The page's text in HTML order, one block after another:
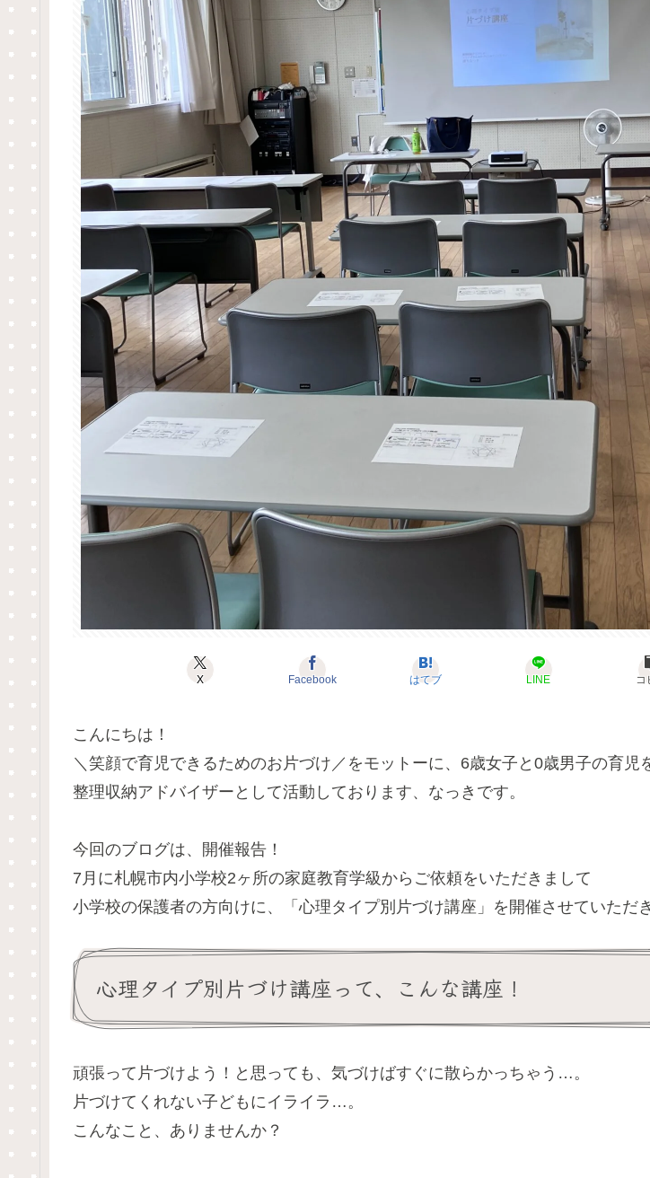
X Facebook はてブ LINE コ
こんにちは！
＼笑顔で育児できるためのお片づけ／をモットーに、6歳女子と0歳男子の育児
整理収納アドバイザーとして活動しております、なっきです。
今回のブログは、開催報告！
7月に札幌市内小学校2ヶ所の家庭教育学級からご依頼をいただきまして
小学校の保護者の方向けに、「心理タイプ別片づけ講座」を開催させていただ
心理タイプ別片づけ講座って、こんな講座！
頑張って片づけよう！と思っても、気づけばすぐに散らかっちゃう…。
片づけてくれない子どもにイライラ…。
こんなこと、ありませんか？